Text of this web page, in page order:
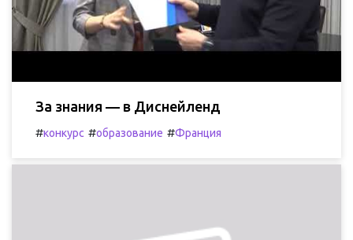
За знания — в Диснейленд
#конкурс #образование #Франция